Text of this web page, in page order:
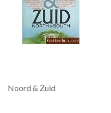
Noord & Zuid